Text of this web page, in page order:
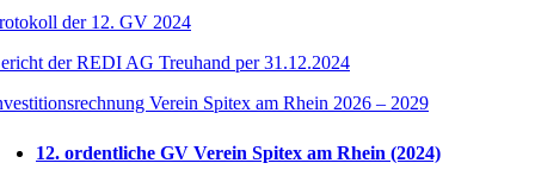
der 12. GV 2024
der REDI AG Treuhand per 31.12.2024
Verein Spitex am Rhein 2026 – 2029
12. ordentliche GV Verein Spitex am Rhein (2024)